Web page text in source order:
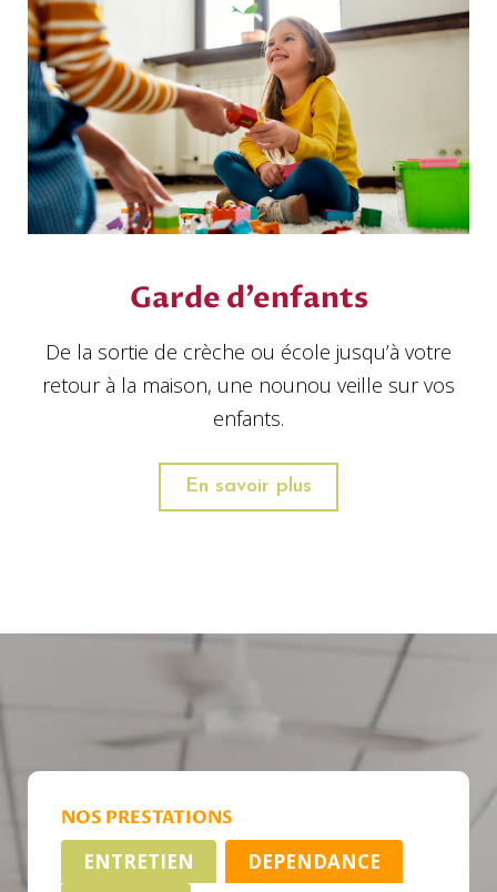
Garde d’enfants
De la sortie de crèche ou école jusqu’à votre
retour à la maison, une nounou veille sur vos
enfants.
En savoir plus
NOS PRESTATIONS
ENTRETIEN
DEPENDANCE